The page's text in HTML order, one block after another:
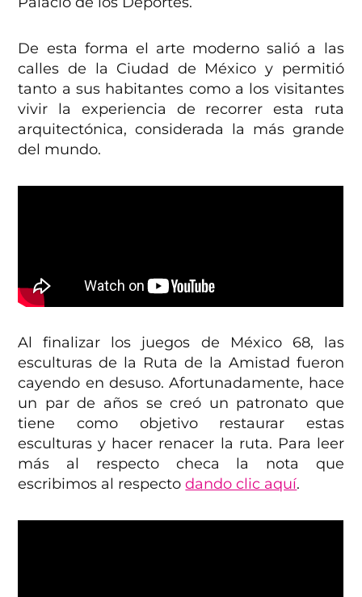
De esta forma el arte moderno salió a las
calles de la Ciudad de México y permitió
tanto a sus habitantes como a los visitantes
vivir la experiencia de recorrer esta ruta
arquitectónica, considerada la más grande
del mundo.
Al finalizar los juegos de México 68, las
esculturas de la Ruta de la Amistad fueron
cayendo en desuso. Afortunadamente, hace
un par de años se creó un patronato que
tiene como objetivo restaurar estas
esculturas y hacer renacer la ruta. Para leer
más al respecto checa la nota que
escribimos al respectodando clic aquí.